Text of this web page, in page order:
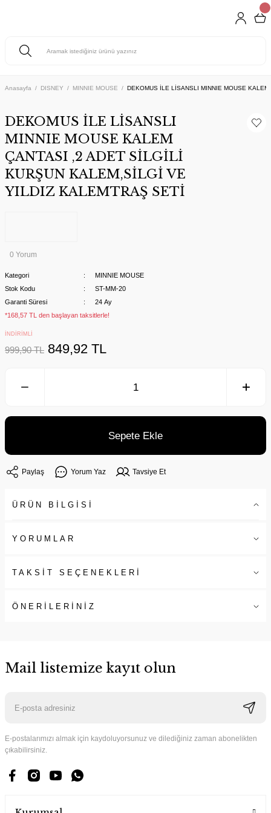
Anasayfa DISNEY MINNIE MOUSE DEKOMUS İLE LİSANSLI MINNIE MOUSE
DEKOMUS İLE LİSANSLI
MINNIE MOUSE KALEM
ÇANTASI ,2 ADET SİLGİLİ
KURŞUN KALEM,SİLGİ VE
YILDIZ KALEMTRAŞ SETİ
0 Yorum
Kategori
MINNIE MOUSE
Stok Kodu
ST-MM-20
Garanti Süresi
24 Ay
*168,57 TL den başlayan taksitlerle!
İNDİRİMLİ
999,90 TL 849,92 TL
Sepete Ekle
Paylaş Yorum Yaz Tavsiye Et
ÜRÜN BİLGİSİ
YORUMLAR
TAKSİT SEÇENEKLERİ
ÖNERİLERİNİZ
Mail listemize kayıt olun
E-postalarımızı almak için kaydoluyorsunuz ve dilediğiniz zaman abonelikten
çıkabilirsiniz.